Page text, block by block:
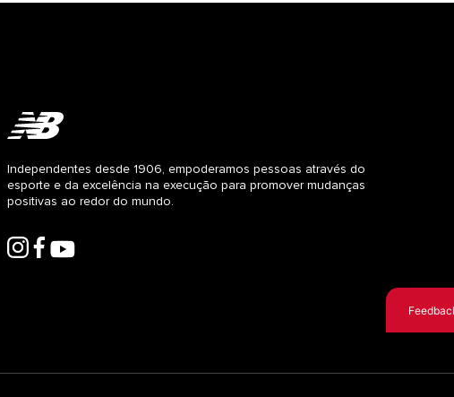
Independentes desde 1906, empoderamos pessoas através do
esporte e da excelência na execução para promover mudanças
positivas ao redor do mundo.